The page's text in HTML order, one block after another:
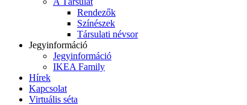
Rendezők
Színészek
Társulati névsor
Jegyinformáció
Jegyinformáció
IKEA Family
Hírek
Kapcsolat
Virtuális séta